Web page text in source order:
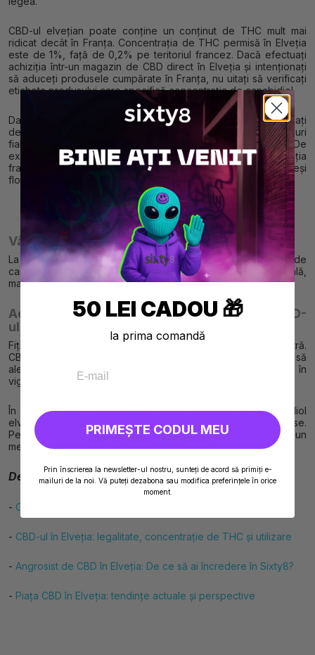
CBD-ul elvețian poate conține un conținut de THC mult mai
ridicat decât în Franța. Concentrația de THC permisă în Elveția
este de 1%, față de 0,2% pe teritoriul francez. Dacă efectuați
achiziția într-un magazin de CBD direct în Elveția și intenționați
să aduceți produsele cumpărate în Franța, nu uitați să verificați
eticheta produsului care specifică concentrația de canabidiol.
Dacă comandați de pe un site elvețian de canabidiol, verificați
descrierea produsului. Vă recomandăm să apelați la site-uri
fiabile și transparente în ceea ce privește conținutul de THC. De
exemplu, pe Sixty8, toate produsele respectă legislația
franceză, având un conținut de THC mai mic de 0,2%, deși
florile sunt produse în Elveția.
>> CBD Elveția: Produsele autorizate în Franța<<
Vârsta legală pentru achiziționarea de CBD
La fel ca în Elveția, este interzisă cumpărarea și vânzarea de
canabidiol către minori! Dacă nu ați împlinit încă vârsta legală,
mai aveți puțină răbdare!
Achiziționarea în cunoștință de cauză a CBD-
ului
Fiți exigenți în ceea ce privește așteptările dumneavoastră.
CBD-ul elvețian este de foarte bună calitate, ar fi păcat să
alegeți un vânzător elvețian care nu respectă reglementările în
vigoare privind conținutul de THC.
În același mod, orientați-vă către site-urile de canabidiol
elvețian care vă permit achiziții variate la prețuri avantajoase.
Pe Sixty8, florile de CBD sunt 100% organice și cresc într-un
mediu controlat care optimizează înflorirea…!
De citit și:
- Cum să alegeți cel mai bun CBD din Elveția?
- CBD-ul în Elveția: legalitate, concentrație de THC și utilizare
- Angrosist de CBD în Elveția: De ce să ai încredere în Sixty8?
- Piața CBD în Elveția: tendințe actuale și perspective
50 LEI CADOU 🎁
la prima comandă
PRIMEȘTE CODUL MEU
Prin înscrierea la newsletter-ul nostru, sunteți de acord să primiți e-
mailuri de la noi. Vă puteți dezabona sau modifica preferințele în orice
moment.